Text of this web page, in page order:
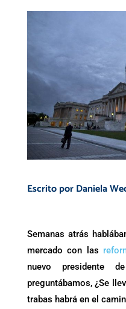
Escrito porDaniela
Semanas atrás
mercado con las
nuevo presidente
preguntábamos, ¿Se
trabas habrá en el